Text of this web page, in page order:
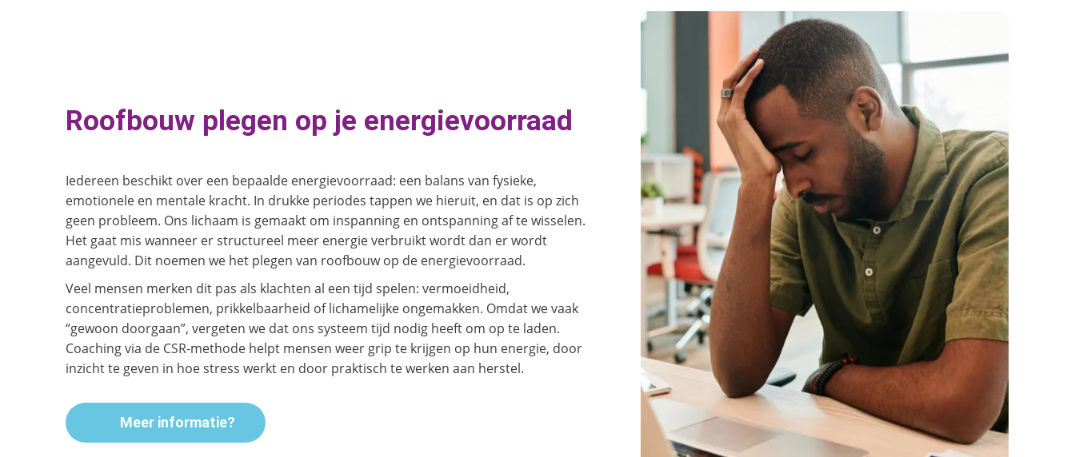
Roofbouw plegen op je energievoorraad
Iedereen beschikt over een bepaalde energievoorraad: een balans van fysieke,
emotionele en mentale kracht. In drukke periodes tappen we hieruit, en dat is op zich
geen probleem. Ons lichaam is gemaakt om inspanning en ontspanning af te wisselen.
Het gaat mis wanneer er structureel meer energie verbruikt wordt dan er wordt
aangevuld. Dit noemen we het plegen van roofbouw op de energievoorraad.
Veel mensen merken dit pas als klachten al een tijd spelen: vermoeidheid,
concentratieproblemen, prikkelbaarheid of lichamelijke ongemakken. Omdat we vaak
“gewoon doorgaan”, vergeten we dat ons systeem tijd nodig heeft om op te laden.
Coaching via de CSR-methode helpt mensen weer grip te krijgen op hun energie, door
inzicht te geven in hoe stress werkt en door praktisch te werken aan herstel.
Meer informatie?